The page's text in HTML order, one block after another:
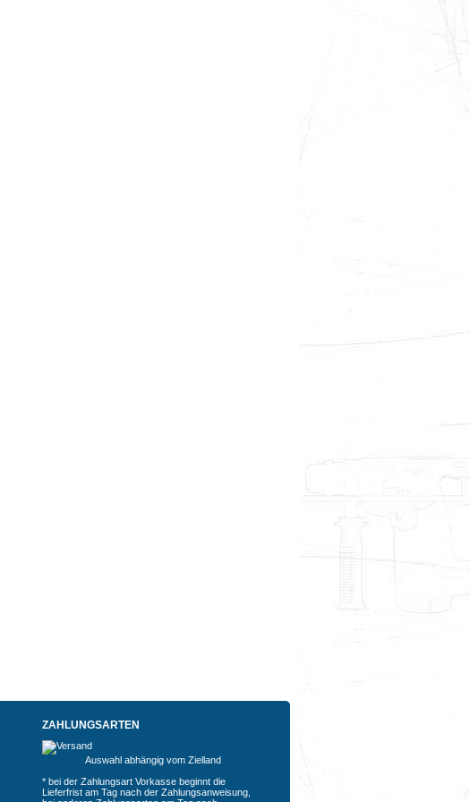
ZAHLUNGSARTEN
Auswahl abhängig vom Zielland
* bei der Zahlungsart Vorkasse beginnt die
Lieferfrist am Tag nach der Zahlungsanweisung,